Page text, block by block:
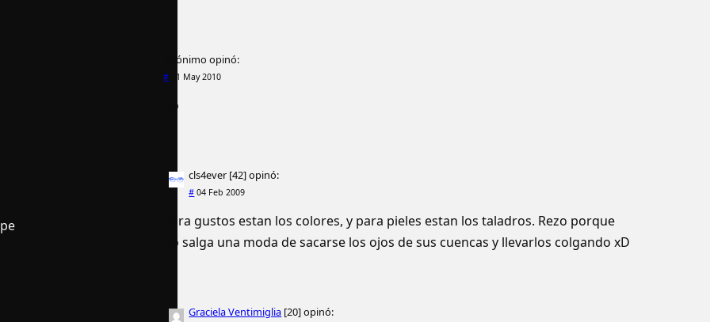
Anónimo opinó:
# 11 May 2010
no
cls4ever [42]opinó:
# 04 Feb 2009
Para gustos estan los colores, y para pieles estan los taladros. Rezo porque
no salga una moda de sacarse los ojos de sus cuencas y llevarlos colgando xD
Graciela Ventimiglia [20]opinó: